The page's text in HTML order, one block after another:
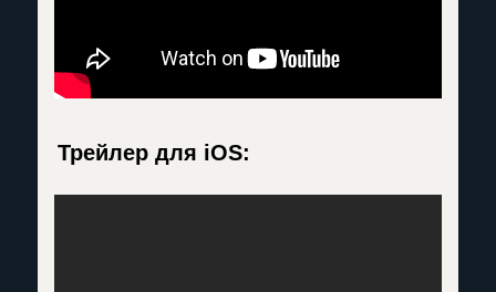
Трейлер для iOS: